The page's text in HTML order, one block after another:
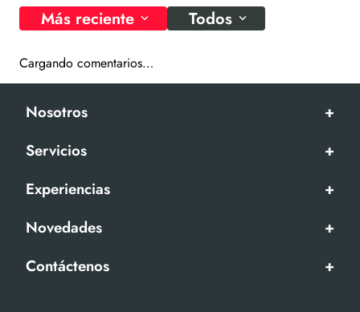
Más reciente Todos
Cargando comentarios…
Nosotros
+
Servicios
+
Experiencias
+
Novedades
+
Contáctenos
+